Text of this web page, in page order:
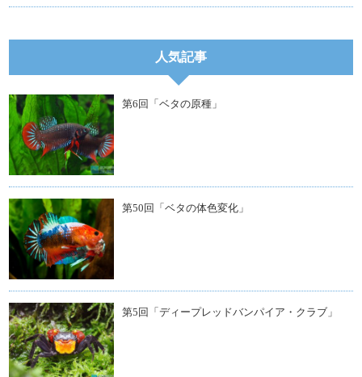
人気記事
第6回「ベタの原種」
第50回「ベタの体色変化」
第5回「ディープレッドバンパイア・クラブ」